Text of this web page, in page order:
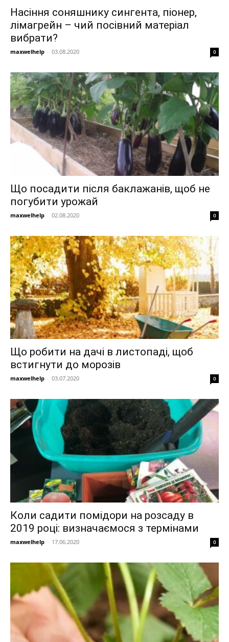
Насіння соняшнику сингента, піонер,
лімагрейн – чий посівний матеріал
вибрати?
maxwelhelp - 03.08.2020 0
Що посадити після баклажанів, щоб не
погубити урожай
maxwelhelp - 02.08.2020 0
Що робити на дачі в листопаді, щоб
встигнути до морозів
maxwelhelp - 03.07.2020 0
Коли садити помідори на розсаду в
2019 році: визначаємося з термінами
maxwelhelp - 17.06.2020 0